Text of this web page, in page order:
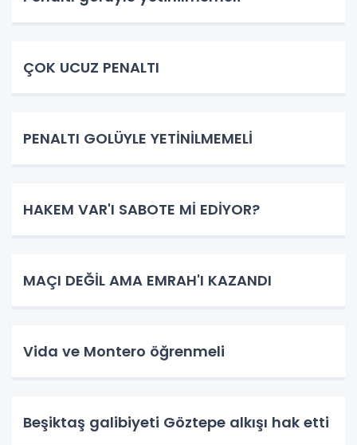
ÇOK UCUZ PENALTI
PENALTI GOLÜYLE YETİNİLMEMELİ
HAKEM VAR'I SABOTE Mİ EDİYOR?
MAÇI DEĞİL AMA EMRAH'I KAZANDI
Vida ve Montero öğrenmeli
Beşiktaş galibiyeti Göztepe alkışı hak etti